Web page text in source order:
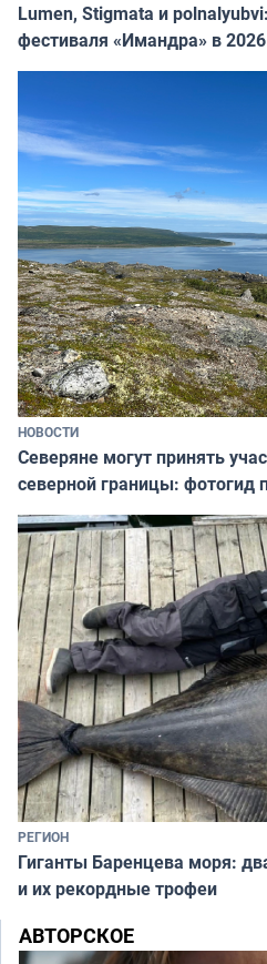
Lumen, Stigmata и
фестиваля «Имандра» в 2026
НОВОСТИ
Северяне могут принять
северной границы: фотогид
РЕГИОН
Гиганты Баренцева моря:
и их рекордные трофеи
АВТОРСКОЕ